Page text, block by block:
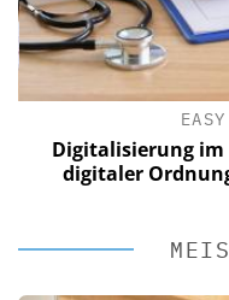
Digitalisierung im
digitaler